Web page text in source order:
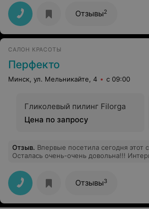
Отзывы2
САЛОН КРАСОТЫ
Перфекто
Минск, ул. Мельникайте, 4 с 09:00
Гликолевый пилинг Filorga
Цена по запросу
Отзыв. Впервые посетила сегодня этот
Осталась очень-очень довольна!!!
обходительны. Парикмахеру Наталье
благодарность. Первый раз в жизни мне
КРАСИВЫЙ каскад на длинные волосы,
этом все мои пожелания. 100% буду
клиентом)))
Отзывы3